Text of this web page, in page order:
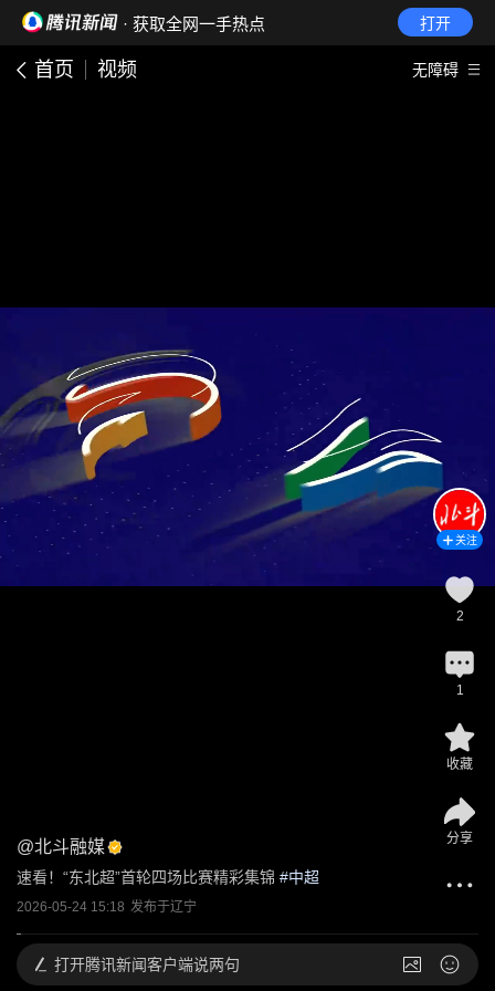
· 获取全网一手热点 打开
首页 视频 无障碍
@北斗融媒
速看！“东北超”首轮四场比赛精彩集锦 #中超
2026-05-24 15:18 发布于辽宁
关注
2
1
收藏
分享
打开腾讯新闻客户端说两句